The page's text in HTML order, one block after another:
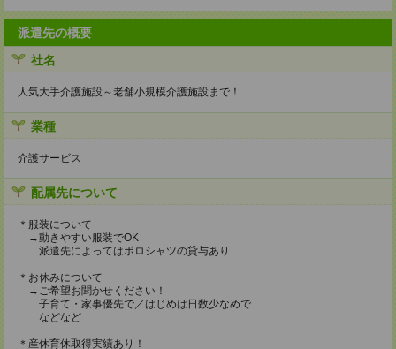
派遣先の概要
社名
人気大手介護施設～老舗小規模介護施設まで！
業種
介護サービス
配属先について
＊服装について
→動きやすい服装でOK
派遣先によってはポロシャツの貸与あり
＊お休みについて
→ご希望お聞かせください！
子育て・家事優先で／はじめは日数少なめで
などなど
＊産休育休取得実績あり！